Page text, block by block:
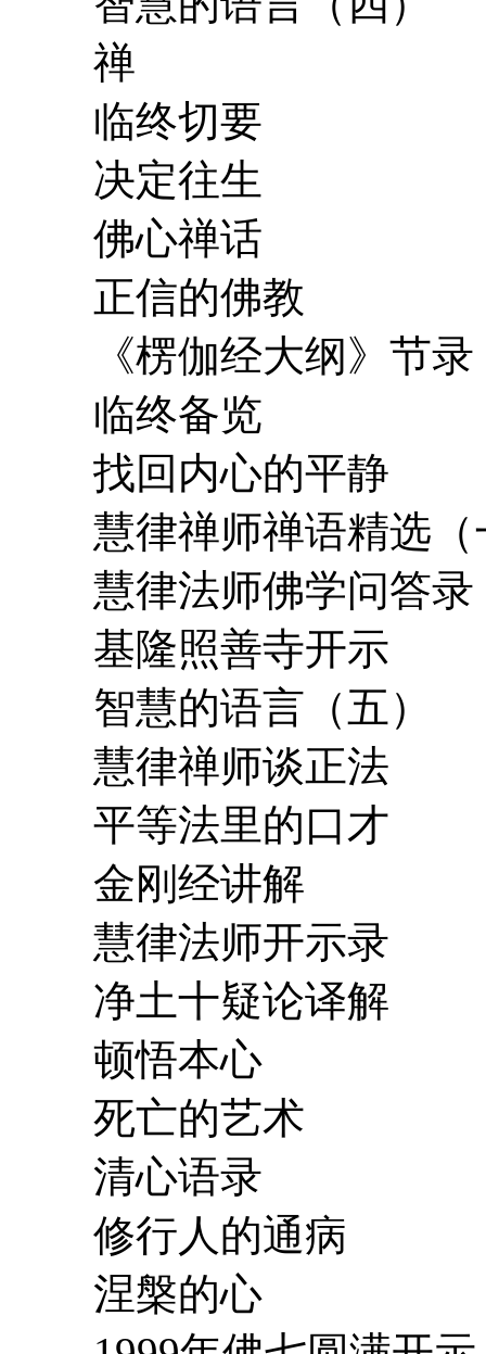
禅
临终切要
决定往生
佛心禅话
正信的佛教
《楞伽经大纲》节录
临终备览
找回内心的平静
慧律禅师禅语精选（
慧律法师佛学问答录
基隆照善寺开示
智慧的语言（五）
慧律禅师谈正法
平等法里的口才
金刚经讲解
慧律法师开示录
净土十疑论译解
顿悟本心
死亡的艺术
清心语录
修行人的通病
涅槃的心